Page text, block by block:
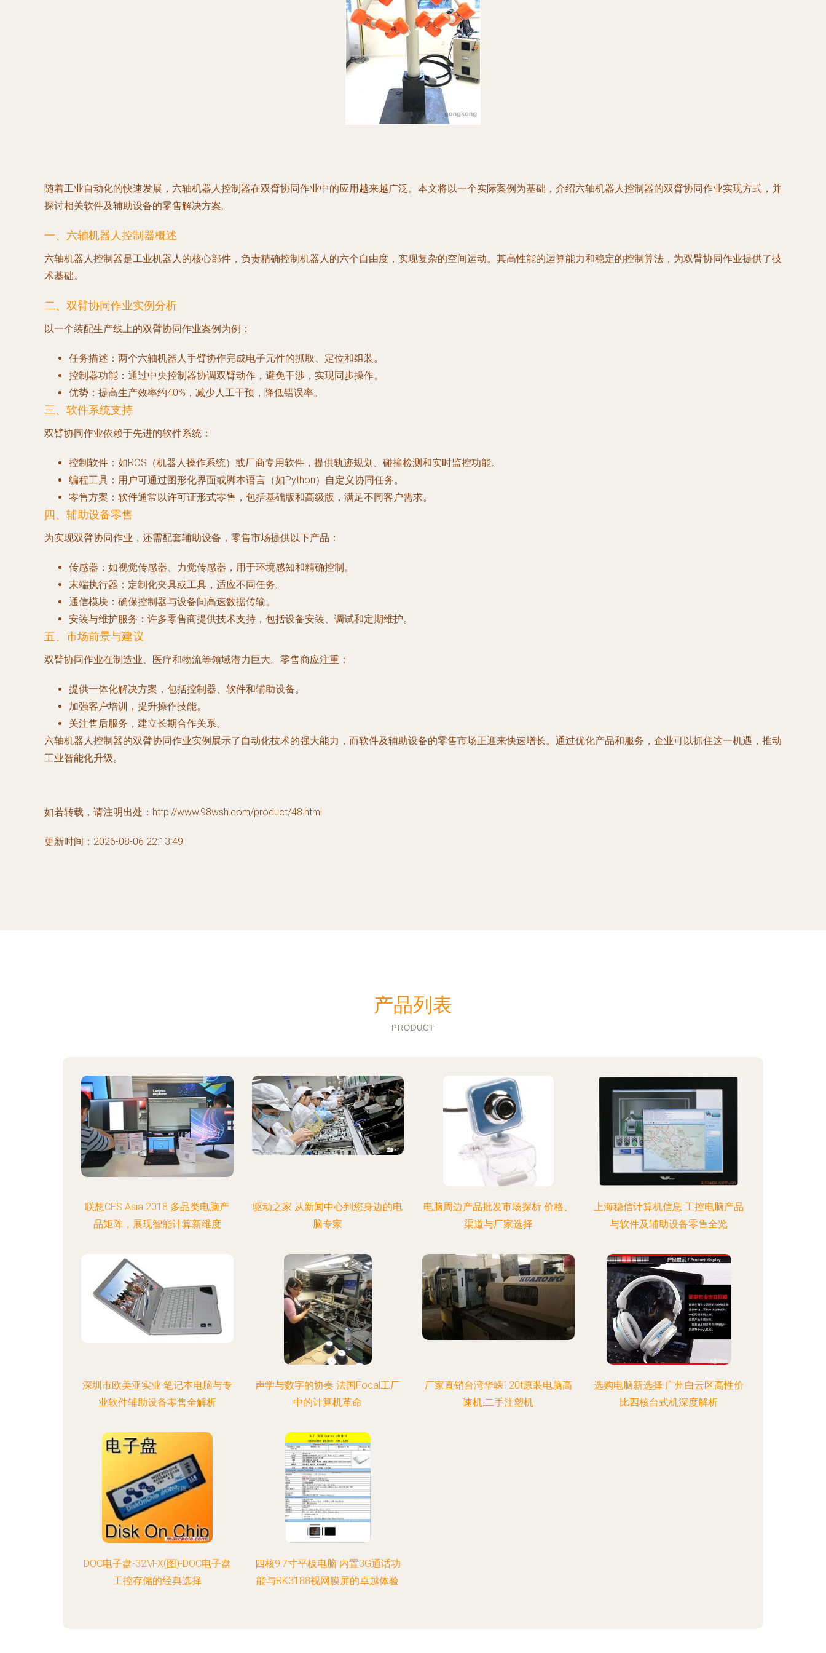
随着工业自动化的快速发展，六轴机器人控制器在双臂协同作业中的应用越来越广泛。本文将以一个实际案例为基础，介绍六轴机器人控制器的双臂协同作业实现方式，并
探讨相关软件及辅助设备的零售解决方案。
一、六轴机器人控制器概述
六轴机器人控制器是工业机器人的核心部件，负责精确控制机器人的六个自由度，实现复杂的空间运动。其高性能的运算能力和稳定的控制算法，为双臂协同作业提供了技
术基础。
二、双臂协同作业实例分析
以一个装配生产线上的双臂协同作业案例为例：
任务描述 ：两个六轴机器人手臂协作完成电子元件的抓取、定位和组装。
控制器功能 ：通过中央控制器协调双臂动作，避免干涉，实现同步操作。
优势 ：提高生产效率约40%，减少人工干预，降低错误率。
三、软件系统支持
双臂协同作业依赖于先进的软件系统：
控制软件 ：如ROS（机器人操作系统）或厂商专用软件，提供轨迹规划、碰撞检测和实时监控功能。
编程工具 ：用户可通过图形化界面或脚本语言（如Python）自定义协同任务。
零售方案 ：软件通常以许可证形式零售，包括基础版和高级版，满足不同客户需求。
四、辅助设备零售
为实现双臂协同作业，还需配套辅助设备，零售市场提供以下产品：
传感器 ：如视觉传感器、力觉传感器，用于环境感知和精确控制。
末端执行器 ：定制化夹具或工具，适应不同任务。
通信模块 ：确保控制器与设备间高速数据传输。
安装与维护服务 ：许多零售商提供技术支持，包括设备安装、调试和定期维护。
五、市场前景与建议
双臂协同作业在制造业、医疗和物流等领域潜力巨大。零售商应注重：
提供一体化解决方案，包括控制器、软件和辅助设备。
加强客户培训，提升操作技能。
关注售后服务，建立长期合作关系。
六轴机器人控制器的双臂协同作业实例展示了自动化技术的强大能力，而软件及辅助设备的零售市场正迎来快速增长。通过优化产品和服务，企业可以抓住这一机遇，推动
工业智能化升级。
如若转载，请注明出处：http://www.98wsh.com/product/48.html
更新时间：2026-08-06 22:13:49
产品列表
PRODUCT
联想CES Asia 2018 多品类电脑产
品矩阵，展现智能计算新维度
驱动之家 从新闻中心到您身边的电
脑专家
电脑周边产品批发市场探析 价格、
渠道与厂家选择
上海稳信计算机信息 工控电脑产品
与软件及辅助设备零售全览
深圳市欧美亚实业 笔记本电脑与专
业软件辅助设备零售全解析
声学与数字的协奏 法国Focal工厂
中的计算机革命
厂家直销台湾华嵘120t原装电脑高
速机,二手注塑机
选购电脑新选择 广州白云区高性价
比四核台式机深度解析
DOC电子盘-32M-X(图)-DOC电子盘
工控存储的经典选择
四核9.7寸平板电脑 内置3G通话功
能与RK3188视网膜屏的卓越体验